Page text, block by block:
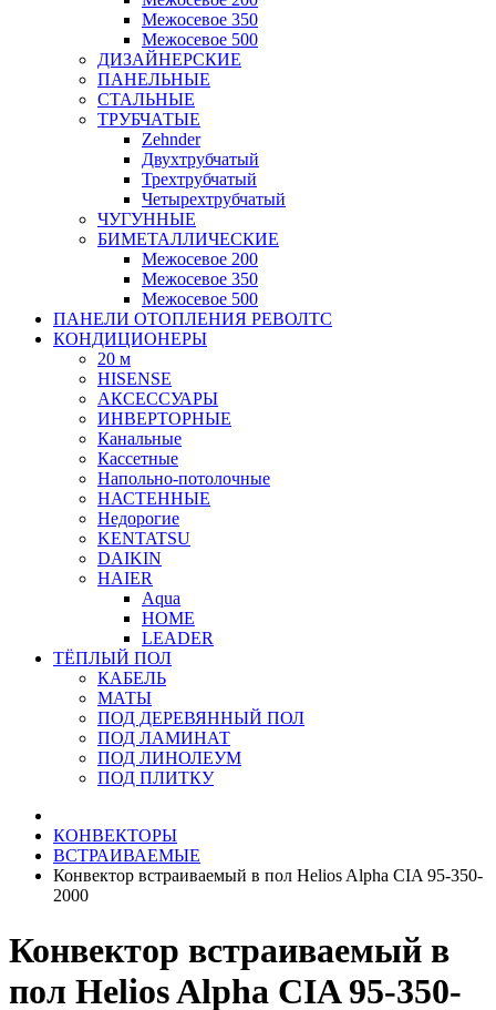
Межосевое 350
Межосевое 500
ДИЗАЙНЕРСКИЕ
ПАНЕЛЬНЫЕ
СТАЛЬНЫЕ
ТРУБЧАТЫЕ
Zehnder
Двухтрубчатый
Трехтрубчатый
Четырехтрубчатый
ЧУГУННЫЕ
БИМЕТАЛЛИЧЕСКИЕ
Межосевое 200
Межосевое 350
Межосевое 500
ПАНЕЛИ ОТОПЛЕНИЯ РЕВОЛТС
КОНДИЦИОНЕРЫ
20 м
HISENSE
АКСЕССУАРЫ
ИНВЕРТОРНЫЕ
Канальные
Кассетные
Напольно-потолочные
НАСТЕННЫЕ
Недорогие
KENTATSU
DAIKIN
HAIER
Aqua
HOME
LEADER
ТЁПЛЫЙ ПОЛ
КАБЕЛЬ
МАТЫ
ПОД ДЕРЕВЯННЫЙ ПОЛ
ПОД ЛАМИНАТ
ПОД ЛИНОЛЕУМ
ПОД ПЛИТКУ
КОНВЕКТОРЫ
ВСТРАИВАЕМЫЕ
Конвектор встраиваемый в пол Helios Alpha CIA 95-350-
2000
Конвектор встраиваемый в
пол Helios Alpha CIA 95-350-